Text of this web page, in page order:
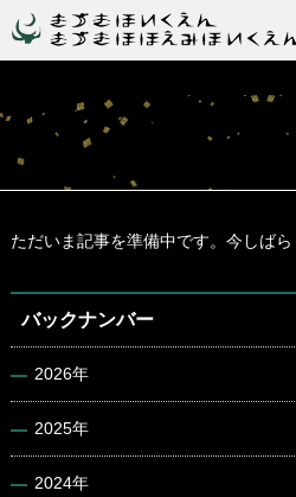
ただいま記事を準備中です。今しばら
バックナンバー
2026年
2025年
2024年